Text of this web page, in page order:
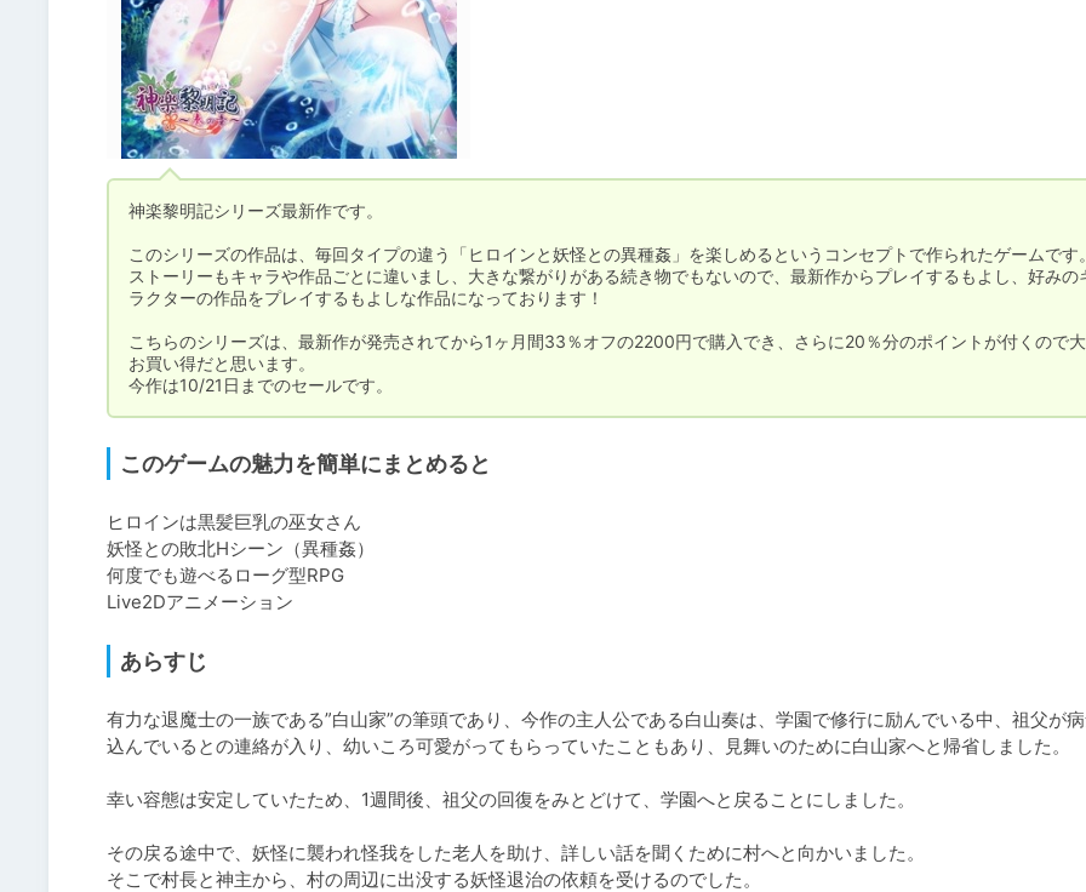
神楽黎明記シリーズ最新作です。
このシリーズの作品は、毎回タイプの違う「ヒロインと妖怪との異種姦」を楽しめるというコンセプトで作られたゲームです
ストーリーもキャラや作品ごとに違いまし、大きな繋がりがある続き物でもないので、最新作からプレイするもよし、好みの
ラクターの作品をプレイするもよしな作品になっております！
こちらのシリーズは、最新作が発売されてから1ヶ月間33％オフの2200円で購入でき、さらに20％分のポイントが付くので
お買い得だと思います。
今作は10/21日までのセールです。
このゲームの魅力を簡単にまとめると
ヒロインは黒髪巨乳の巫女さん
妖怪との敗北Hシーン（異種姦）
何度でも遊べるローグ型RPG
Live2Dアニメーション
あらすじ
有力な退魔士の一族である”白山家”の筆頭であり、今作の主人公である白山奏は、学園で修行に励んでいる中、祖父が
込んでいるとの連絡が入り、幼いころ可愛がってもらっていたこともあり、見舞いのために白山家へと帰省しました。
幸い容態は安定していたため、1週間後、祖父の回復をみとどけて、学園へと戻ることにしました。
その戻る途中で、妖怪に襲われ怪我をした老人を助け、詳しい話を聞くために村へと向かいました。
そこで村長と神主から、村の周辺に出没する妖怪退治の依頼を受けるのでした。